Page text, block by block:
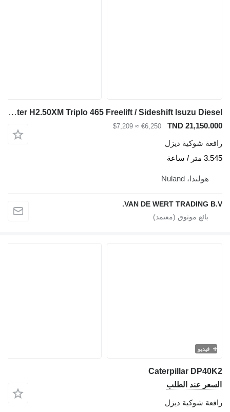
Hyster H2.50XM Triplo 465 Freelift / Sideshift Isuzu Diesel
TND 21,150.000
€6,250
≈ $7,209
رافعة شوكية ديزل
3.545 متر / ساعة
هولندا، Nuland
VAN DE WERT TRADING B.V.
فيديو
Caterpillar DP40K2
السعر عند الطلب
رافعة شوكية ديزل